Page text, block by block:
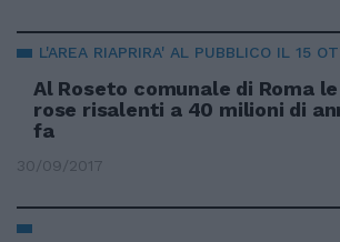
L'AREA RIAPRIRA' AL PUBBLICO IL 15
Al Roseto comunale di Roma le
rose risalenti a 40 milioni di
fa
30/09/2017